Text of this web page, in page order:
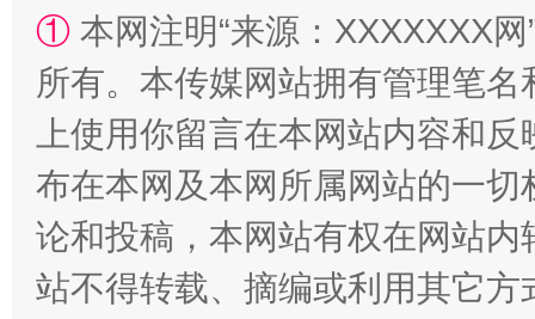
国家大学科技园优化重塑工作
① 本网注明“来源：XXXXXXX
所有。本传媒网站拥有管理笔
上使用你留言在本网站内容和
布在本网及本网所属网站的一
论和投稿，本网站有权在网站
站不得转载、摘编或利用其它